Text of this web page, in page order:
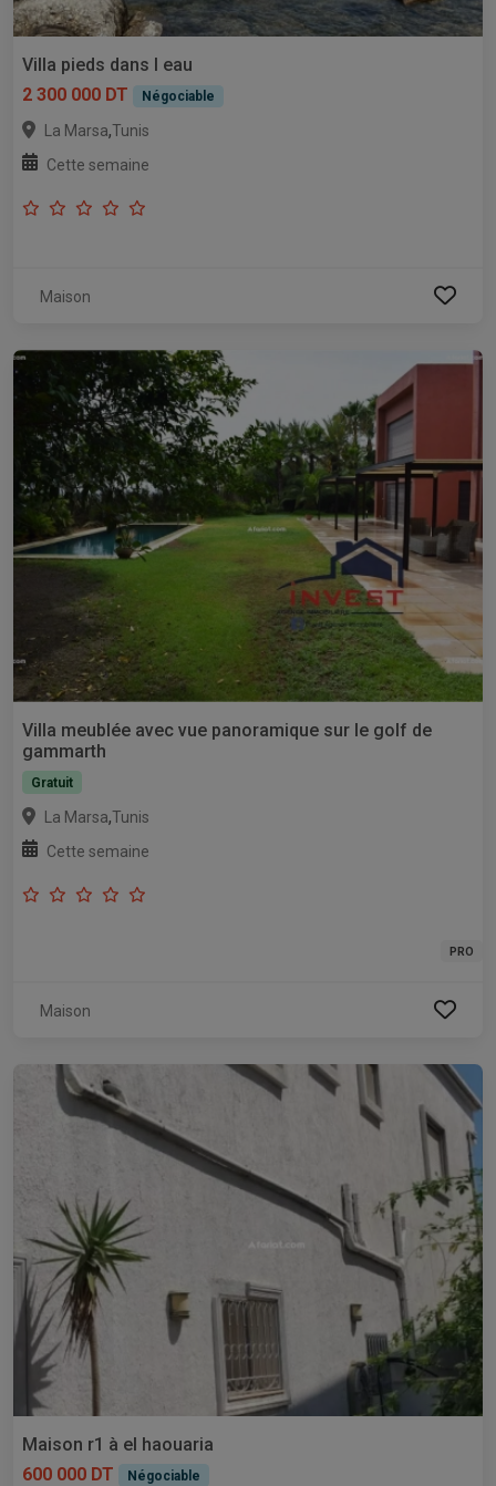
Villa pieds dans l eau
2 300 000 DT
Négociable
La Marsa,Tunis
Cette semaine
Maison
Villa meublée avec vue panoramique sur le golf de
gammarth
Gratuit
La Marsa,Tunis
Cette semaine
PRO
Maison
Maison r1 à el haouaria
600 000 DT
Négociable